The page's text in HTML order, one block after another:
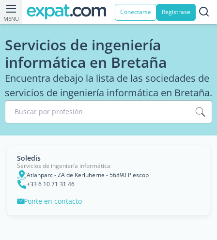
MENU
Conectarse Registrase
Servicios de ingeniería
informática en Bretaña
Encuentra debajo la lista de las sociedades de
servicios de ingeniería informática en Bretaña.
Buscar por profesión
Soledis
Servicios de ingeniería informática
Atlanparc - ZA de Kerluherne - 56890 Plescop
+33 6 10 71 31 46
Ponte en contacto